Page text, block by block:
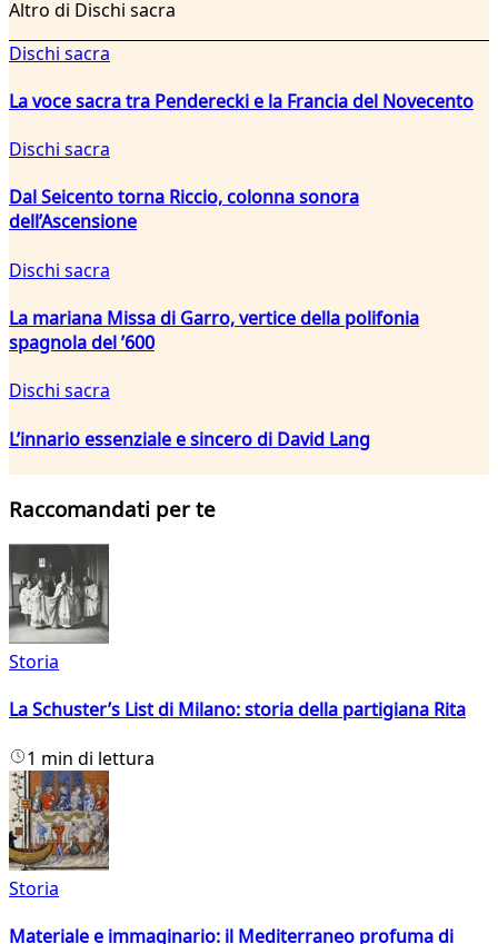
Altro di Dischi sacra
Dischi sacra
La voce sacra tra Penderecki e la Francia del Novecento
Dischi sacra
Dal Seicento torna Riccio, colonna sonora
dell’Ascensione
Dischi sacra
La mariana Missa di Garro, vertice della polifonia
spagnola del ’600
Dischi sacra
L’innario essenziale e sincero di David Lang
Raccomandati per te
Storia
La Schuster’s List di Milano: storia della partigiana Rita
1 min di lettura
Storia
Materiale e immaginario: il Mediterraneo profuma di